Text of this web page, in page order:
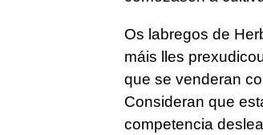
Os labregos de
máis lles
que se venderan
Consideran que
competencia